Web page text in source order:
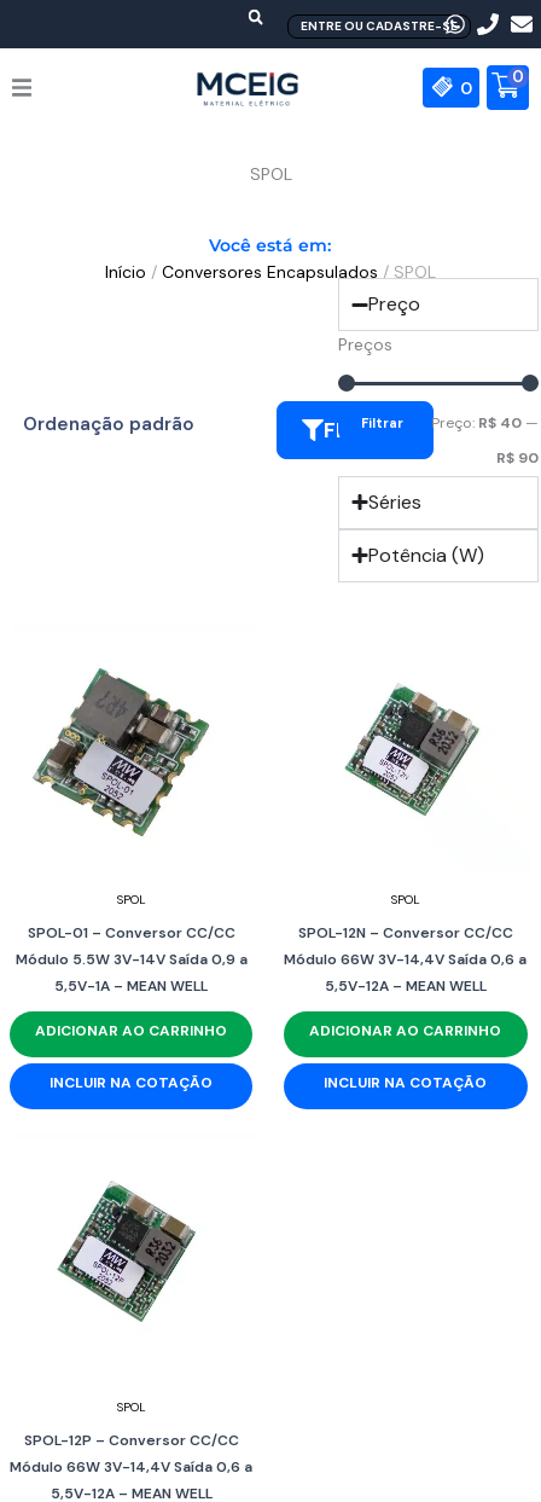
conteúdo
ENTRE OU CADASTRE-SE
PRODUTOS
0
0
SPOL
Você está em:
Início / Conversores Encapsulados / SPOL
FILTRAR
Preço
Preços
Filtrar Preço: R$ 40 —
R$ 90
Séries
Potência (W)
SPOL
SPOL-01 – Conversor CC/CC
Módulo 5.5W 3V-14V Saída 0,9 a
5,5V-1A – MEAN WELL
ADICIONAR AO CARRINHO
INCLUIR NA COTAÇÃO
SPOL
SPOL-12N – Conversor CC/CC
Módulo 66W 3V-14,4V Saída 0,6 a
5,5V-12A – MEAN WELL
ADICIONAR AO CARRINHO
INCLUIR NA COTAÇÃO
SPOL
SPOL-12P – Conversor CC/CC
Módulo 66W 3V-14,4V Saída 0,6 a
5,5V-12A – MEAN WELL